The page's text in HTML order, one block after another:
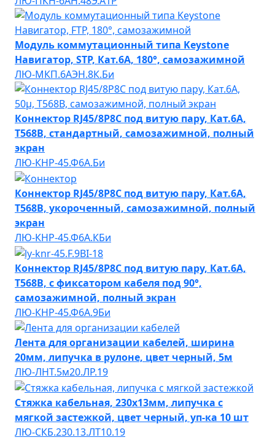
Модуль коммутационный типа Keystone
Навигатор, STP, Кат.6A, 180°, самозажимной
ЛЮ-МКП.6AЭН.8К.Би
Коннектор RJ45/8P8C под витую пару, Кат.6A,
T568B, стандартный, самозажимной, полный
экран
ЛЮ-КНР-45.Ф6A.Би
Коннектор RJ45/8P8C под витую пару, Кат.6A,
T568B, укороченный, самозажимной, полный
экран
ЛЮ-КНР-45.Ф6A.КБи
Коннектор RJ45/8P8C под витую пару, Кат.6A,
T568B, с фиксатором кабеля под 90°,
самозажимной, полный экран
ЛЮ-КНР-45.Ф6A.9Би
Лента для организации кабелей, ширина
20мм, липучка в рулоне, цвет черный, 5м
ЛЮ-ЛНТ.5м20.ЛР.19
Стяжка кабельная, 230х13мм, липучка с
мягкой застежкой, цвет черный, уп-ка 10 шт
ЛЮ-СКБ.230.13.ЛТ10.19